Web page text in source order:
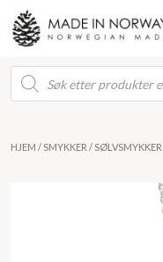
Products
search
HJEM / SMYKKER / SØLVSMYKKER